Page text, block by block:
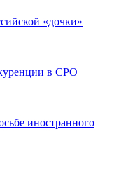
«дочки»
в СРО
иностранного